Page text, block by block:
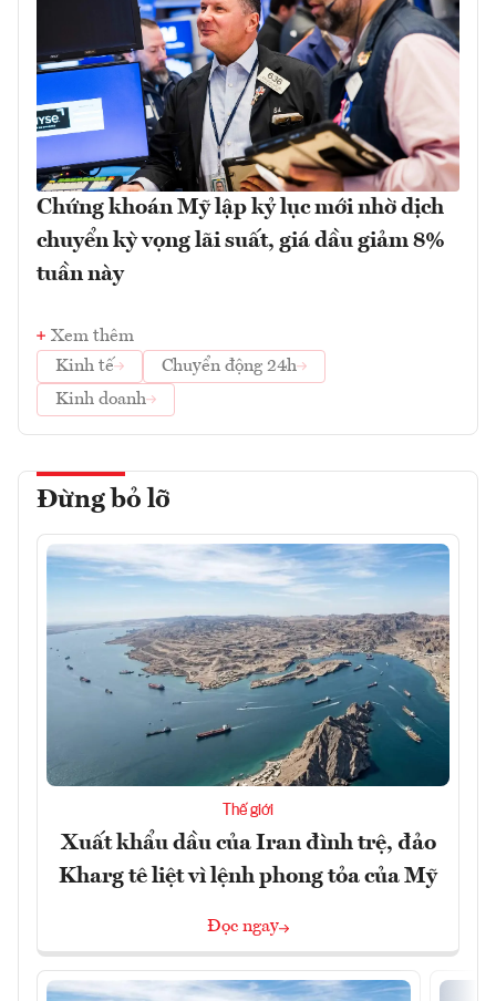
Chứng khoán Mỹ lập kỷ lục mới nhờ dịch
chuyển kỳ vọng lãi suất, giá dầu giảm 8%
tuần này
Xem thêm
Kinh tế
Chuyển động 24h
Kinh doanh
Đừng bỏ lỡ
Thế giới
Xuất khẩu dầu của Iran đình trệ, đảo
Kharg tê liệt vì lệnh phong tỏa của Mỹ
Đọc ngay